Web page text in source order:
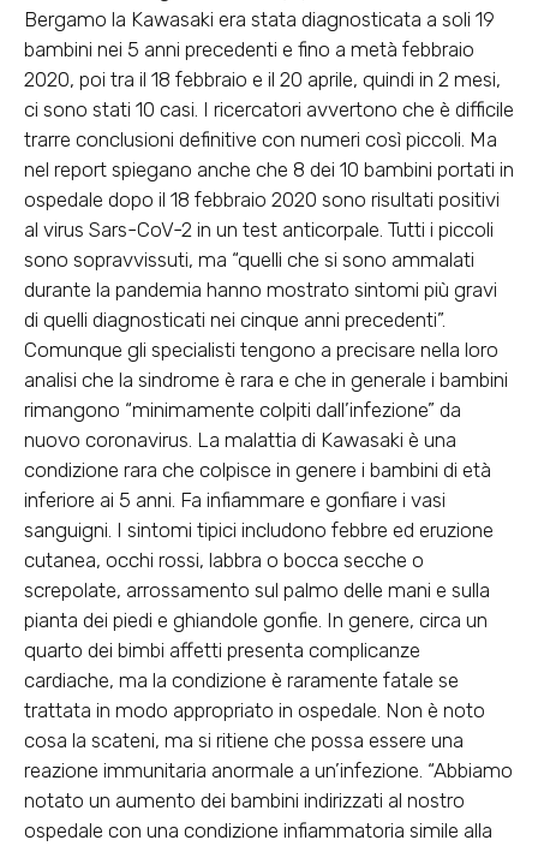
Bergamo la Kawasaki era stata diagnosticata a soli 19
bambini nei 5 anni precedenti e fino a metà febbraio
2020, poi tra il 18 febbraio e il 20 aprile, quindi in 2 mesi,
ci sono stati 10 casi. I ricercatori avvertono che è difficile
trarre conclusioni definitive con numeri così piccoli. Ma
nel report spiegano anche che 8 dei 10 bambini portati in
ospedale dopo il 18 febbraio 2020 sono risultati positivi
al virus Sars-CoV-2 in un test anticorpale. Tutti i piccoli
sono sopravvissuti, ma “quelli che si sono ammalati
durante la pandemia hanno mostrato sintomi più gravi
di quelli diagnosticati nei cinque anni precedenti”.
Comunque gli specialisti tengono a precisare nella loro
analisi che la sindrome è rara e che in generale i bambini
rimangono “minimamente colpiti dall’infezione” da
nuovo coronavirus. La malattia di Kawasaki è una
condizione rara che colpisce in genere i bambini di età
inferiore ai 5 anni. Fa infiammare e gonfiare i vasi
sanguigni. I sintomi tipici includono febbre ed eruzione
cutanea, occhi rossi, labbra o bocca secche o
screpolate, arrossamento sul palmo delle mani e sulla
pianta dei piedi e ghiandole gonfie. In genere, circa un
quarto dei bimbi affetti presenta complicanze
cardiache, ma la condizione è raramente fatale se
trattata in modo appropriato in ospedale. Non è noto
cosa la scateni, ma si ritiene che possa essere una
reazione immunitaria anormale a un’infezione. “Abbiamo
notato un aumento dei bambini indirizzati al nostro
ospedale con una condizione infiammatoria simile alla